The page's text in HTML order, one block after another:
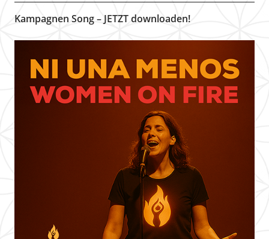
Kampagnen Song – JETZT downloaden!